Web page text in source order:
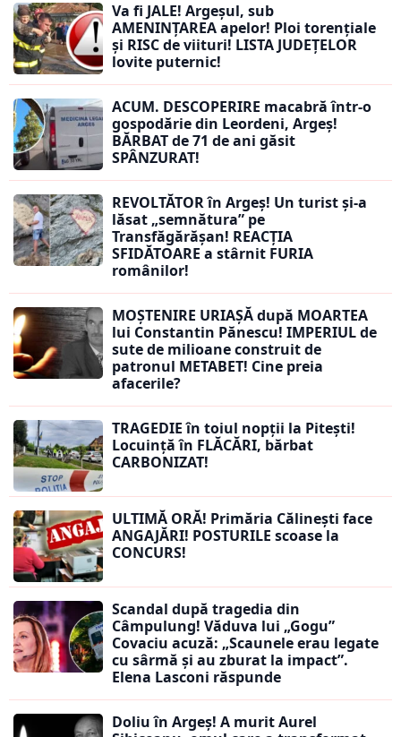
Va fi JALE! Argeșul, sub
AMENINȚAREA apelor! Ploi torențiale
și RISC de viituri! LISTA JUDEȚELOR
lovite puternic!
ACUM. DESCOPERIRE macabră într-o
gospodărie din Leordeni, Argeș!
BĂRBAT de 71 de ani găsit
SPÂNZURAT!
REVOLTĂTOR în Argeș! Un turist și-a
lăsat „semnătura” pe
Transfăgărășan! REACȚIA
SFIDĂTOARE a stârnit FURIA
românilor!
MOȘTENIRE URIAȘĂ după MOARTEA
lui Constantin Pănescu! IMPERIUL de
sute de milioane construit de
patronul METABET! Cine preia
afacerile?
TRAGEDIE în toiul nopții la Pitești!
Locuință în FLĂCĂRI, bărbat
CARBONIZAT!
ULTIMĂ ORĂ! Primăria Călinești face
ANGAJĂRI! POSTURILE scoase la
CONCURS!
Scandal după tragedia din
Câmpulung! Văduva lui „Gogu”
Covaciu acuză: „Scaunele erau legate
cu sârmă și au zburat la impact”.
Elena Lasconi răspunde
Doliu în Argeș! A murit Aurel